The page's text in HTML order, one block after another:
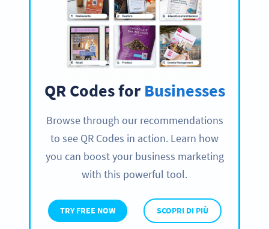
QR Codes for Businesses
Browse through our recommendations
to see QR Codes in action. Learn how
you can boost your business marketing
with this powerful tool.
TRY FREE NOW SCOPRI DI PIÙ